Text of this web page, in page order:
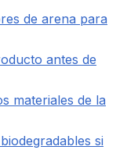
de arena para
antes de
materiales de la
si